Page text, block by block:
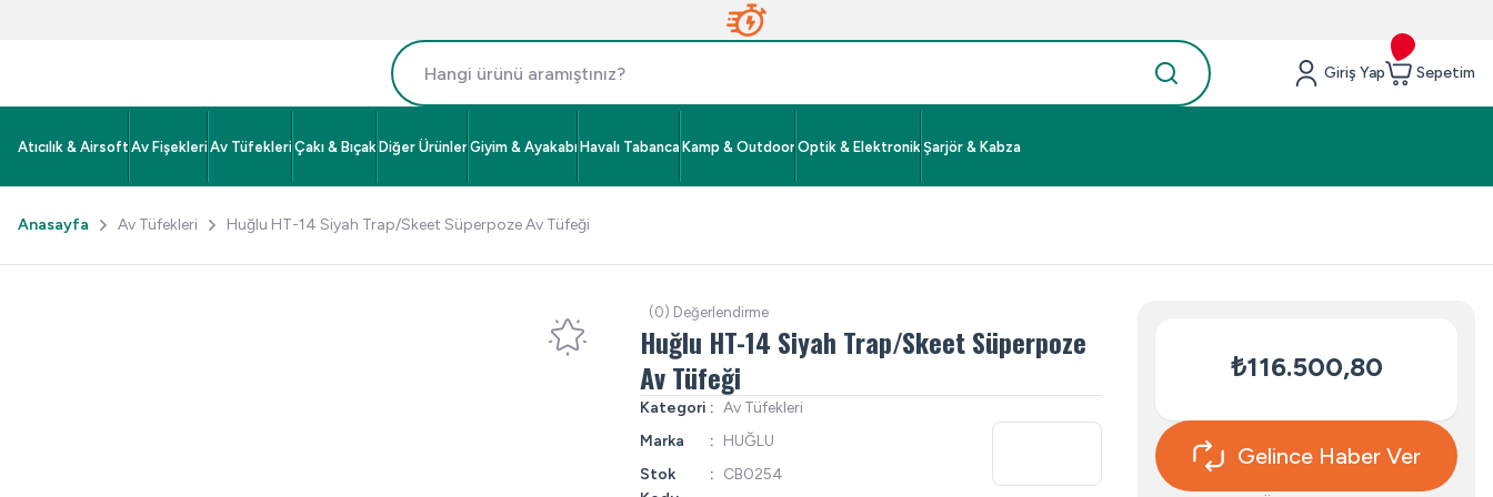
Giriş Yap Sepetim
Atıcılık & Airsoft Av Fişekleri Av Tüfekleri Çakı & Bıçak Diğer Ürünler Giyim & Ayakabı Havalı Tabanca Kamp & Outdoor Optik & Elektronik Şarjör & Kabza
Anasayfa Av Tüfekleri Huğlu HT-14 Siyah Trap/Skeet Süperpoze Av Tüfeği
(0) Değerlendirme
Huğlu HT-14 Siyah Trap/Skeet Süperpoze
Av Tüfeği
Kategori
Av Tüfekleri
Marka
HUĞLU
Stok
CB0254
₺116.500,80
Gelince Haber Ver